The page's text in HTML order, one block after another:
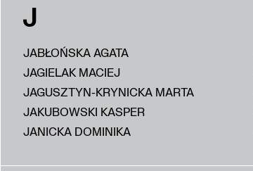
J
JABŁOŃSKA AGATA
JAGIELAK MACIEJ
JAGUSZTYN-KRYNICKA MARTA
JAKUBOWSKI KASPER
JANICKA DOMINIKA